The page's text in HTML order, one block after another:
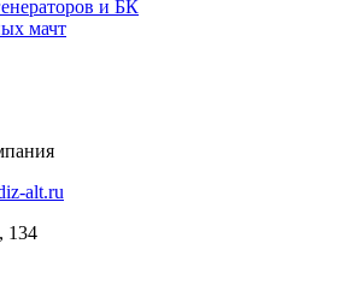
и БК
мачт
alt.ru
134